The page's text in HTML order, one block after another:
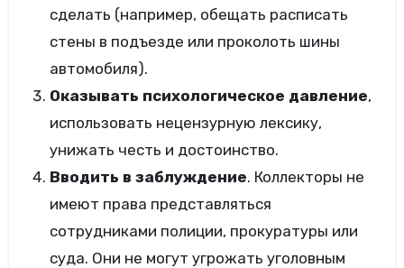
сделать (например, обещать расписать
стены в подъезде или проколоть шины
автомобиля).
Оказывать психологическое давление,
использовать нецензурную лексику,
унижать честь и достоинство.
Вводить в заблуждение. Коллекторы не
имеют права представляться
сотрудниками полиции, прокуратуры или
суда. Они не могут угрожать уголовным